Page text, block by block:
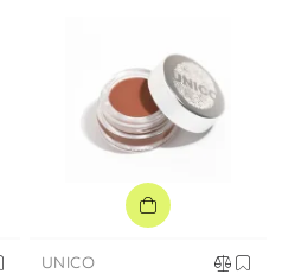
UNICO
Регистрация